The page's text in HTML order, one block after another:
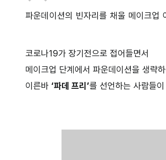
파운데이션의 빈자리를 채울 메이크업
코로나19가 장기전으로 접어들면서
메이크업 단계에서 파운데이션을 생략하
이른바 ‘파데 프리’를 선언하는 사람들